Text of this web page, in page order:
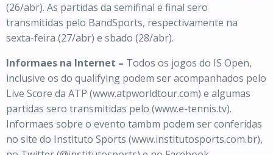
(26/abr). As partidas da semifinal e final sero
transmitidas pelo BandSports, respectivamente na
sexta-feira (27/abr) e sbado (28/abr).
Informaes na Internet – Todos os jogos do IS Open,
inclusive os do qualifying podem ser acompanhados pelo
Live Score da ATP (www.atpworldtour.com) e algumas
partidas sero transmitidas pelo (www.e-tennis.tv).
Informaes sobre o evento tambm podem ser conferidas
no site do Instituto Sports (www.institutosports.com.br),